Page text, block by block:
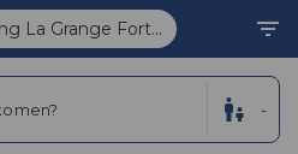
La Grange Fort...
-